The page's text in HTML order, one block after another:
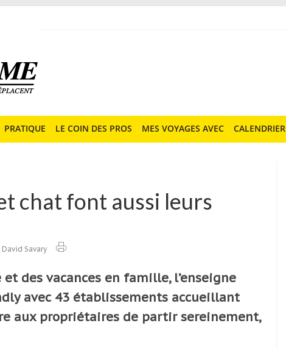
PRATIQUE LE COIN DES PROS MES VOYAGES AVEC CALENDRIER
chat font aussi leurs
David Savary
des vacances en famille, l’enseigne
avec 43 établissements accueillant
aux propriétaires de partir sereinement,